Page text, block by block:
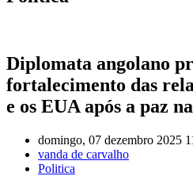
Diplomata angolano
fortalecimento das
e os EUA após a paz
domingo, 07 dezembro 2025
vanda de carvalho
Politica